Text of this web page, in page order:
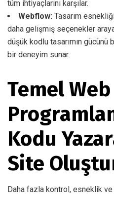
tüm ihtiyaçlarını karşılar.
Webflow: Tasarım
daha gelişmiş seçenekler
düşük kodlu tasarımın
bir deneyim sunar.
Temel Web
Kodu
Site
Daha fazla kontrol, esneklik